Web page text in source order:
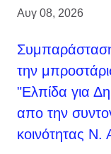
Αυγ 08, 2026
την
"Ελπίδα για
απο την
κοινότητας Ν.